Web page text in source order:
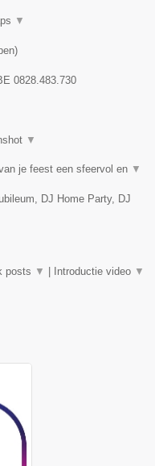
▼
)
0828.483.730
▼
je feest een sfeervol en ▼
DJ Home Party, DJ
posts ▼ Introductie video ▼